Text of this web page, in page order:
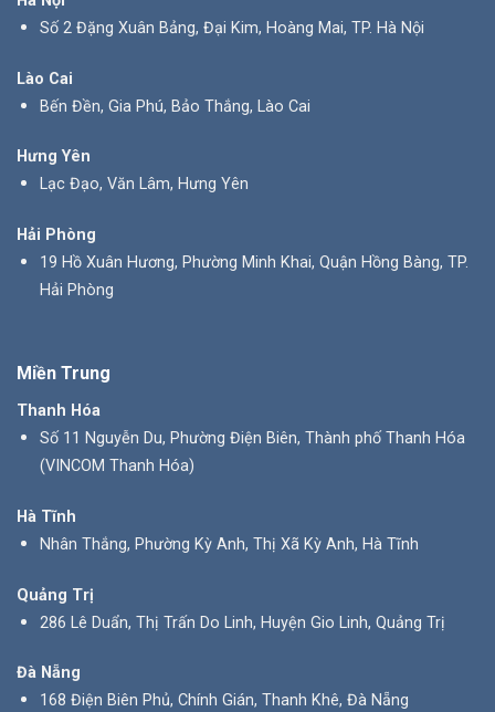
Số 2 Đặng Xuân Bảng, Đại Kim, Hoàng Mai, TP. Hà Nội
Lào Cai
Bến Đền, Gia Phú, Bảo Thắng, Lào Cai
Hưng Yên
Lạc Đạo, Văn Lâm, Hưng Yên
Hải Phòng
19 Hồ Xuân Hương, Phường Minh Khai, Quận Hồng Bàng, TP.
Hải Phòng
Miền Trung
Thanh Hóa
Số 11 Nguyễn Du, Phường Điện Biên, Thành phố Thanh Hóa
(VINCOM Thanh Hóa)
Hà Tĩnh
Nhân Thắng, Phường Kỳ Anh, Thị Xã Kỳ Anh, Hà Tĩnh
Quảng Trị
286 Lê Duẩn, Thị Trấn Do Linh, Huyện Gio Linh, Quảng Trị
Đà Nẵng
168 Điện Biên Phủ, Chính Gián, Thanh Khê, Đà Nẵng